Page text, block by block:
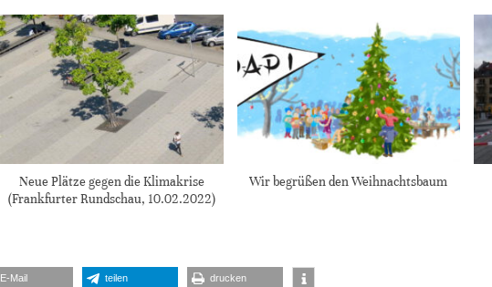
Neue Plätze gegen die Klimakrise
(Frankfurter Rundschau, 10.02.2022)
Wir begrüßen den Weihnachtsbaum
E-Mail teilen drucken